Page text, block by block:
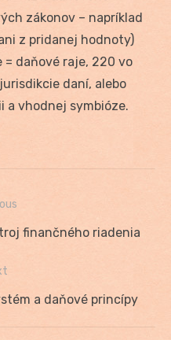
zákonov – napríklad
z pridanej hodnoty)
daňové raje, 220 vo
daní, alebo
a vhodnej symbióze.
finančného riadenia
a daňové princípy